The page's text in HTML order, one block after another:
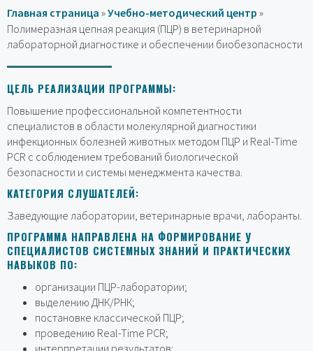
Главная страница »Учебно-методический центр »
Полимеразная цепная реакция (ПЦР) в ветеринарной
лабораторной диагностике и обеспечении биобезопасности
ЦЕЛЬ РЕАЛИЗАЦИИ ПРОГРАММЫ:
Повышение профессиональной компетентности
специалистов в области молекулярной диагностики
инфекционных болезней животных методом ПЦР и Real-Time
PCR с соблюдением требований биологической
безопасности и системы менеджмента качества.
КАТЕГОРИЯ СЛУШАТЕЛЕЙ:
Заведующие лаборатории, ветеринарные врачи, лаборанты.
ПРОГРАММА НАПРАВЛЕНА НА ФОРМИРОВАНИЕ У
СПЕЦИАЛИСТОВ СИСТЕМНЫХ ЗНАНИЙ И ПРАКТИЧЕСКИХ
НАВЫКОВ ПО:
организации ПЦР-лаборатории;
выделению ДНК/РНК;
постановке классической ПЦР;
проведению Real-Time PCR;
интерпретации результатов;